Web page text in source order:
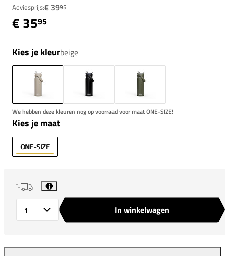
Adviesprijs:€ 3995
€ 3595
Kies je kleurbeige
We hebben deze kleuren nog op voorraad voor maat ONE-SIZE!
Kies je maat
ONE-SIZE
i
In winkelwagen